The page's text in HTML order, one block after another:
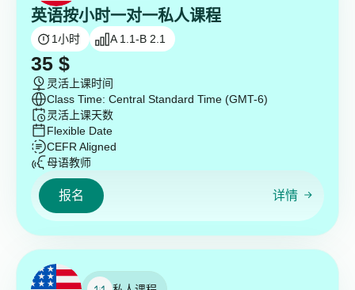
英语按小时一对一私人课程
1小时 A 1.1-B 2.1
35 $
灵活上课时间
Class Time: Central Standard Time (GMT-6)
灵活上课天数
Flexible Date
CEFR Aligned
母语教师
报名 详情